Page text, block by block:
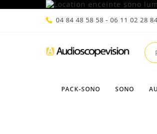
04 84 48 58 58 - 06 11 02 28
PACK-SONO SONO